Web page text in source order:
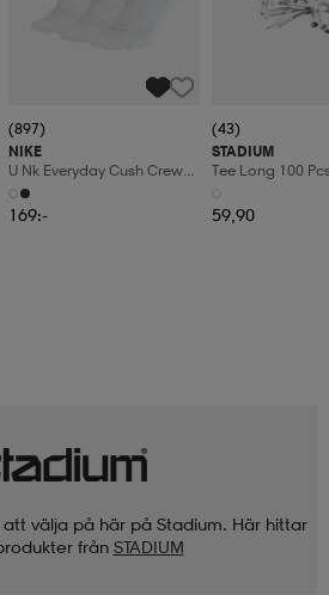
(897)
NIKE
U Nk Everyday Cush Crew
3pr
169:-
(43)
STADIUM
Tee Long 100
59,90
välja på här på Stadium. Här hittar
från STADIUM